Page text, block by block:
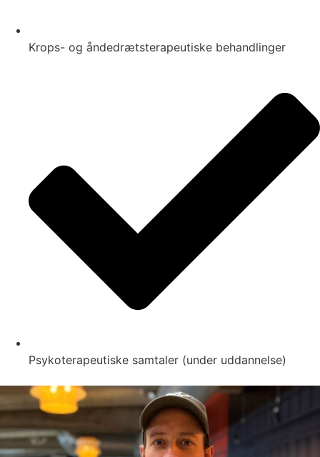
Krops- og åndedrætsterapeutiske behandlinger
Psykoterapeutiske samtaler (under uddannelse)